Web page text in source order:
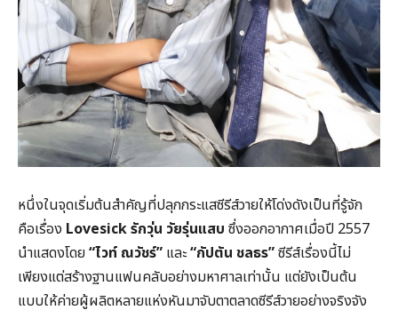
หนึ่งในจุดเริ่มต้นสำคัญที่ปลุกกระแสซีรีส์วายให้โด่งดังเป็นที่รู้จัก
คือเรื่อง Lovesickรักวุ่น วัยรุ่นแสบ ซึ่งออกอากาศเมื่อปี 2557
นำแสดงโดย“ไวท์ ณวัชร์” และ“กัปตัน ชลธร”ซีรีส์เรื่องนี้ไม่
เพียงแต่สร้างฐานแฟนคลับอย่างมหาศาลเท่านั้น แต่ยังเป็นต้น
แบบให้ค่ายผู้ผลิตหลายแห่งหันมาจับตาตลาดซีรีส์วายอย่างจริงจัง